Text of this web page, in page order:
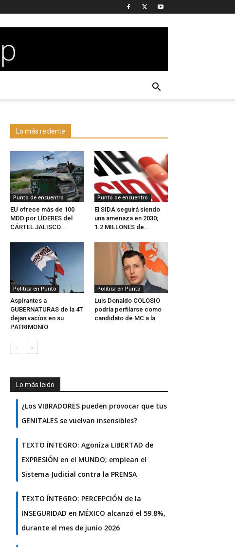
Lo más reciente
Punto de encuentro
EU ofrece más de 100
MDD por LÍDERES del
CÁRTEL JALISCO...
Punto de encuentro
El SIDA seguirá siendo
una amenaza en 2030;
1.2 MILLONES de...
Política en Punto
Aspirantes a
GUBERNATURAS de la 4T
dejan vacíos en su
PATRIMONIO
Política en Punto
Luis Donaldo COLOSIO
podría perfilarse como
candidato de MC a la...
Lo más leido
¿Los VIBRADORES pueden provocar que tus
GENITALES se vuelvan insensibles?
TEXTO ÍNTEGRO: Agoniza LIBERTAD de
EXPRESIÓN en el MUNDO; emplean el
Sistema Judicial contra la PRENSA
TEXTO ÍNTEGRO: PERCEPCIÓN de la
INSEGURIDAD en MÉXICO alcanzó el 59.8%,
durante el mes de junio 2026